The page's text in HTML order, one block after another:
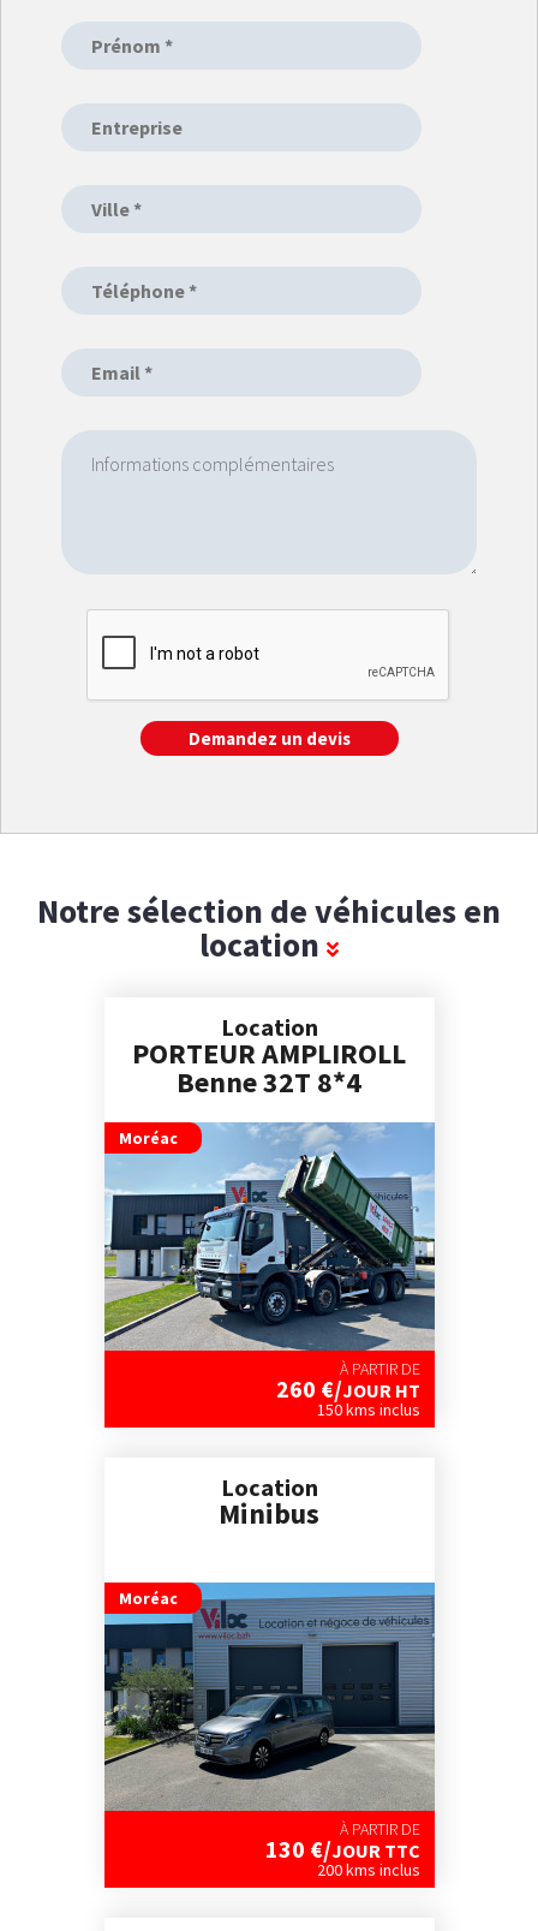
Notre sélection de véhicules en
location
Location
PORTEUR AMPLIROLL
Benne 32T 8*4
Moréac
À PARTIR DE
260 €/JOUR HT
150 kms inclus
Location
Minibus
Moréac
À PARTIR DE
130 €/JOUR TTC
200 kms inclus